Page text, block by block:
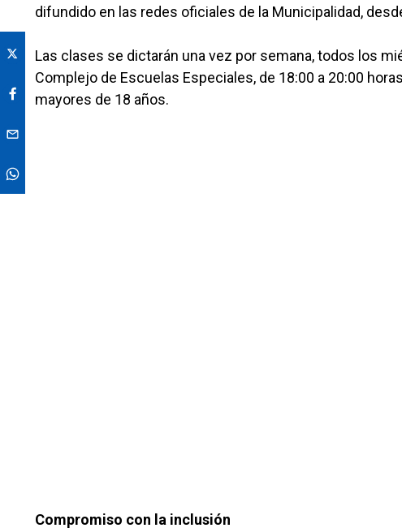
difundido en las redes oficiales de la Municipalidad,
Las clases se dictarán una vez por semana, todos los
Complejo de Escuelas Especiales, de 18:00 a 20:00
mayores de 18 años.
Compromiso con la inclusión